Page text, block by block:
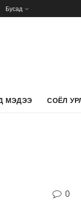
Бусад
МЭДЭЭ СОЁЛ
0